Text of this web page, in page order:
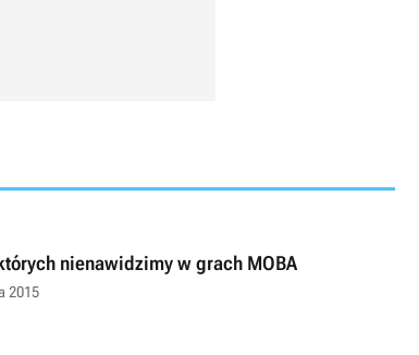
nienawidzimy w grach MOBA
2015